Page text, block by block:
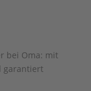
bei Oma: mit
garantiert